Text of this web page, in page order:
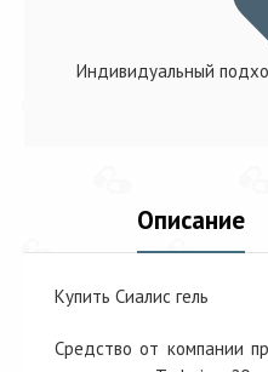
Индивидуальный
Описание
Купить Сиалис гель
Средство от компании